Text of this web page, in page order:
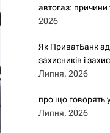
автогаз: причини
2026
Як ПриватБанк
захисників і
Липня, 2026
про що говорять
Липня, 2026